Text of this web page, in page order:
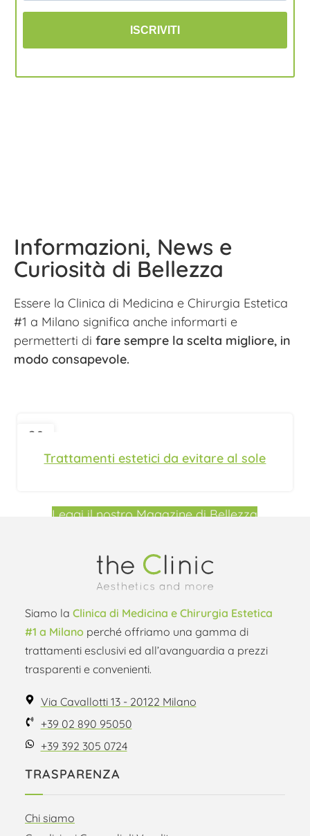
ISCRIVITI
Informazioni, News e
Curiosità di Bellezza
Essere la Clinica di Medicina e Chirurgia Estetica
#1 a Milano significa anche informarti e
permetterti di fare sempre la scelta migliore, in
modo consapevole.
28
Trattamenti estetici da evitare al sole
Leggi il nostro Magazine di Bellezza
Siamo la Clinica di Medicina e Chirurgia Estetica
#1 a Milano perché offriamo una gamma di
trattamenti esclusivi ed all’avanguardia a prezzi
trasparenti e convenienti.
Via Cavallotti 13 - 20122 Milano
+39 02 890 95050
+39 392 305 0724
TRASPARENZA
Chi siamo